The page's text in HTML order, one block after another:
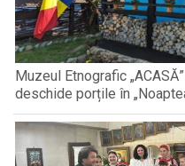
Muzeul Etnografic
deschide porțile în